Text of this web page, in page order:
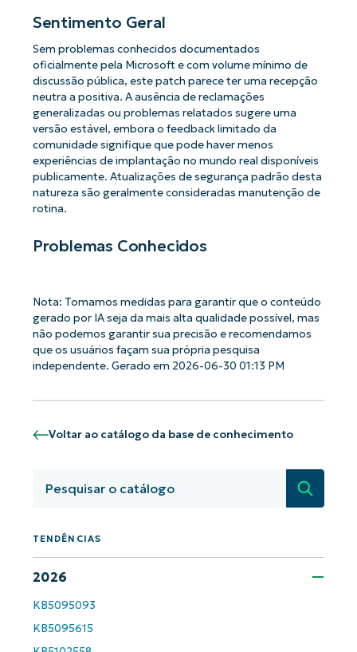
Sentimento Geral
Sem problemas conhecidos documentados
oficialmente pela Microsoft e com volume mínimo de
discussão pública, este patch parece ter uma recepção
neutra a positiva. A ausência de reclamações
generalizadas ou problemas relatados sugere uma
versão estável, embora o feedback limitado da
comunidade signifique que pode haver menos
experiências de implantação no mundo real disponíveis
publicamente. Atualizações de segurança padrão desta
natureza são geralmente consideradas manutenção de
rotina.
Problemas Conhecidos
Nota: Tomamos medidas para garantir que o conteúdo
gerado por IA seja da mais alta qualidade possível, mas
não podemos garantir sua precisão e recomendamos
que os usuários façam sua própria pesquisa
independente. Gerado em 2026-06-30 01:13 PM
Voltar ao catálogo da base de conhecimento
TENDÊNCIAS
2026
KB5095093
KB5095615
Comece a usar as análises de KB
orientadas por IA do NinjaOne!
First
and
last
name*
Business
email*